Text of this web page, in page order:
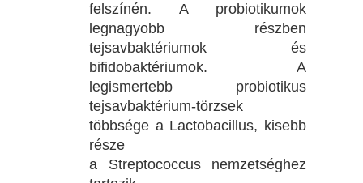
felszínén. A probiotikumok
legnagyobb részben
tejsavbaktériumok és
bifidobaktériumok. A
legismertebb probiotikus
tejsavbaktérium-törzsek
többsége a Lactobacillus, kisebb
része
a Streptococcus nemzetséghez